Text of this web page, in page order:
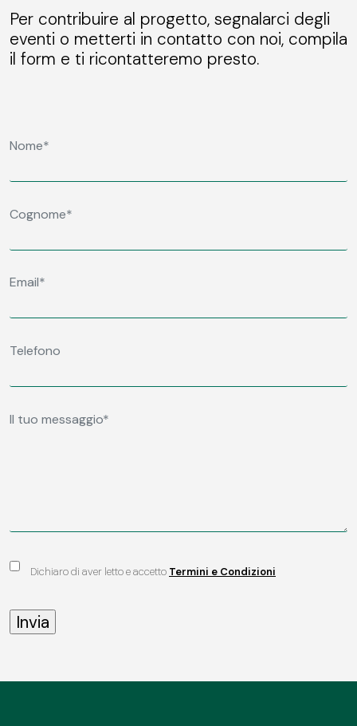
Per contribuire al progetto, segnalarci degli
eventi o metterti in contatto con noi, compila
il form e ti ricontatteremo presto.
Dichiaro di aver letto e accetto Termini e Condizioni